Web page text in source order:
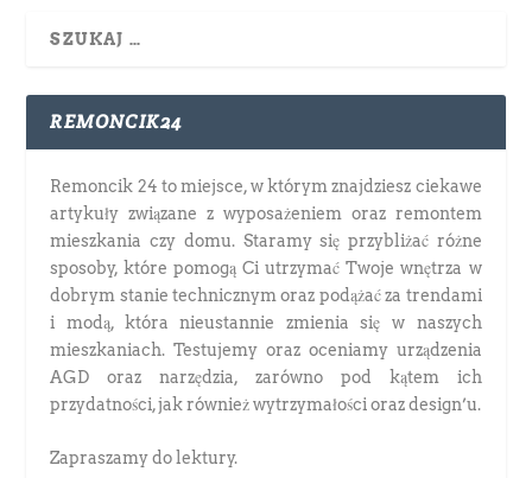
REMONCIK24
Remoncik 24 to miejsce, w którym znajdziesz ciekawe
artykuły związane z wyposażeniem oraz remontem
mieszkania czy domu. Staramy się przybliżać różne
sposoby, które pomogą Ci utrzymać Twoje wnętrza w
dobrym stanie technicznym oraz podążać za trendami
i modą, która nieustannie zmienia się w naszych
mieszkaniach. Testujemy oraz oceniamy urządzenia
AGD oraz narzędzia, zarówno pod kątem ich
przydatności, jak również wytrzymałości oraz design’u.
Zapraszamy do lektury.